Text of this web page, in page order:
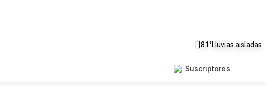
81°Lluvias aisladas
Suscriptores